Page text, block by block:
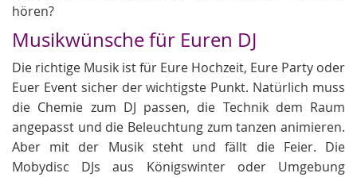
hören?
Musikwünsche für Euren DJ
Die richtige Musik ist für Eure Hochzeit, Eure Party oder
Euer Event sicher der wichtigste Punkt. Natürlich muss
die Chemie zum DJ passen, die Technik dem Raum
angepasst und die Beleuchtung zum tanzen animieren.
Aber mit der Musik steht und fällt die Feier. Die
Mobydisc DJs aus Königswinter oder Umgebung